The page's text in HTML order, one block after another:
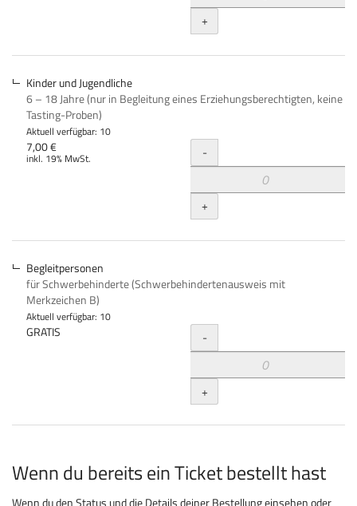
+
Kinder und Jugendliche
6 – 18 Jahre (nur in Begleitung eines Erziehungsberechtigten, keine
Tasting-Proben)
Aktuell verfügbar: 10
7,00 €
inkl. 19% MwSt. Menge
-
+
Begleitpersonen
für Schwerbehinderte (Schwerbehindertenausweis mit
Merkzeichen B)
Aktuell verfügbar: 10
GRATIS Menge
-
+
Wenn du bereits ein Ticket bestellt hast